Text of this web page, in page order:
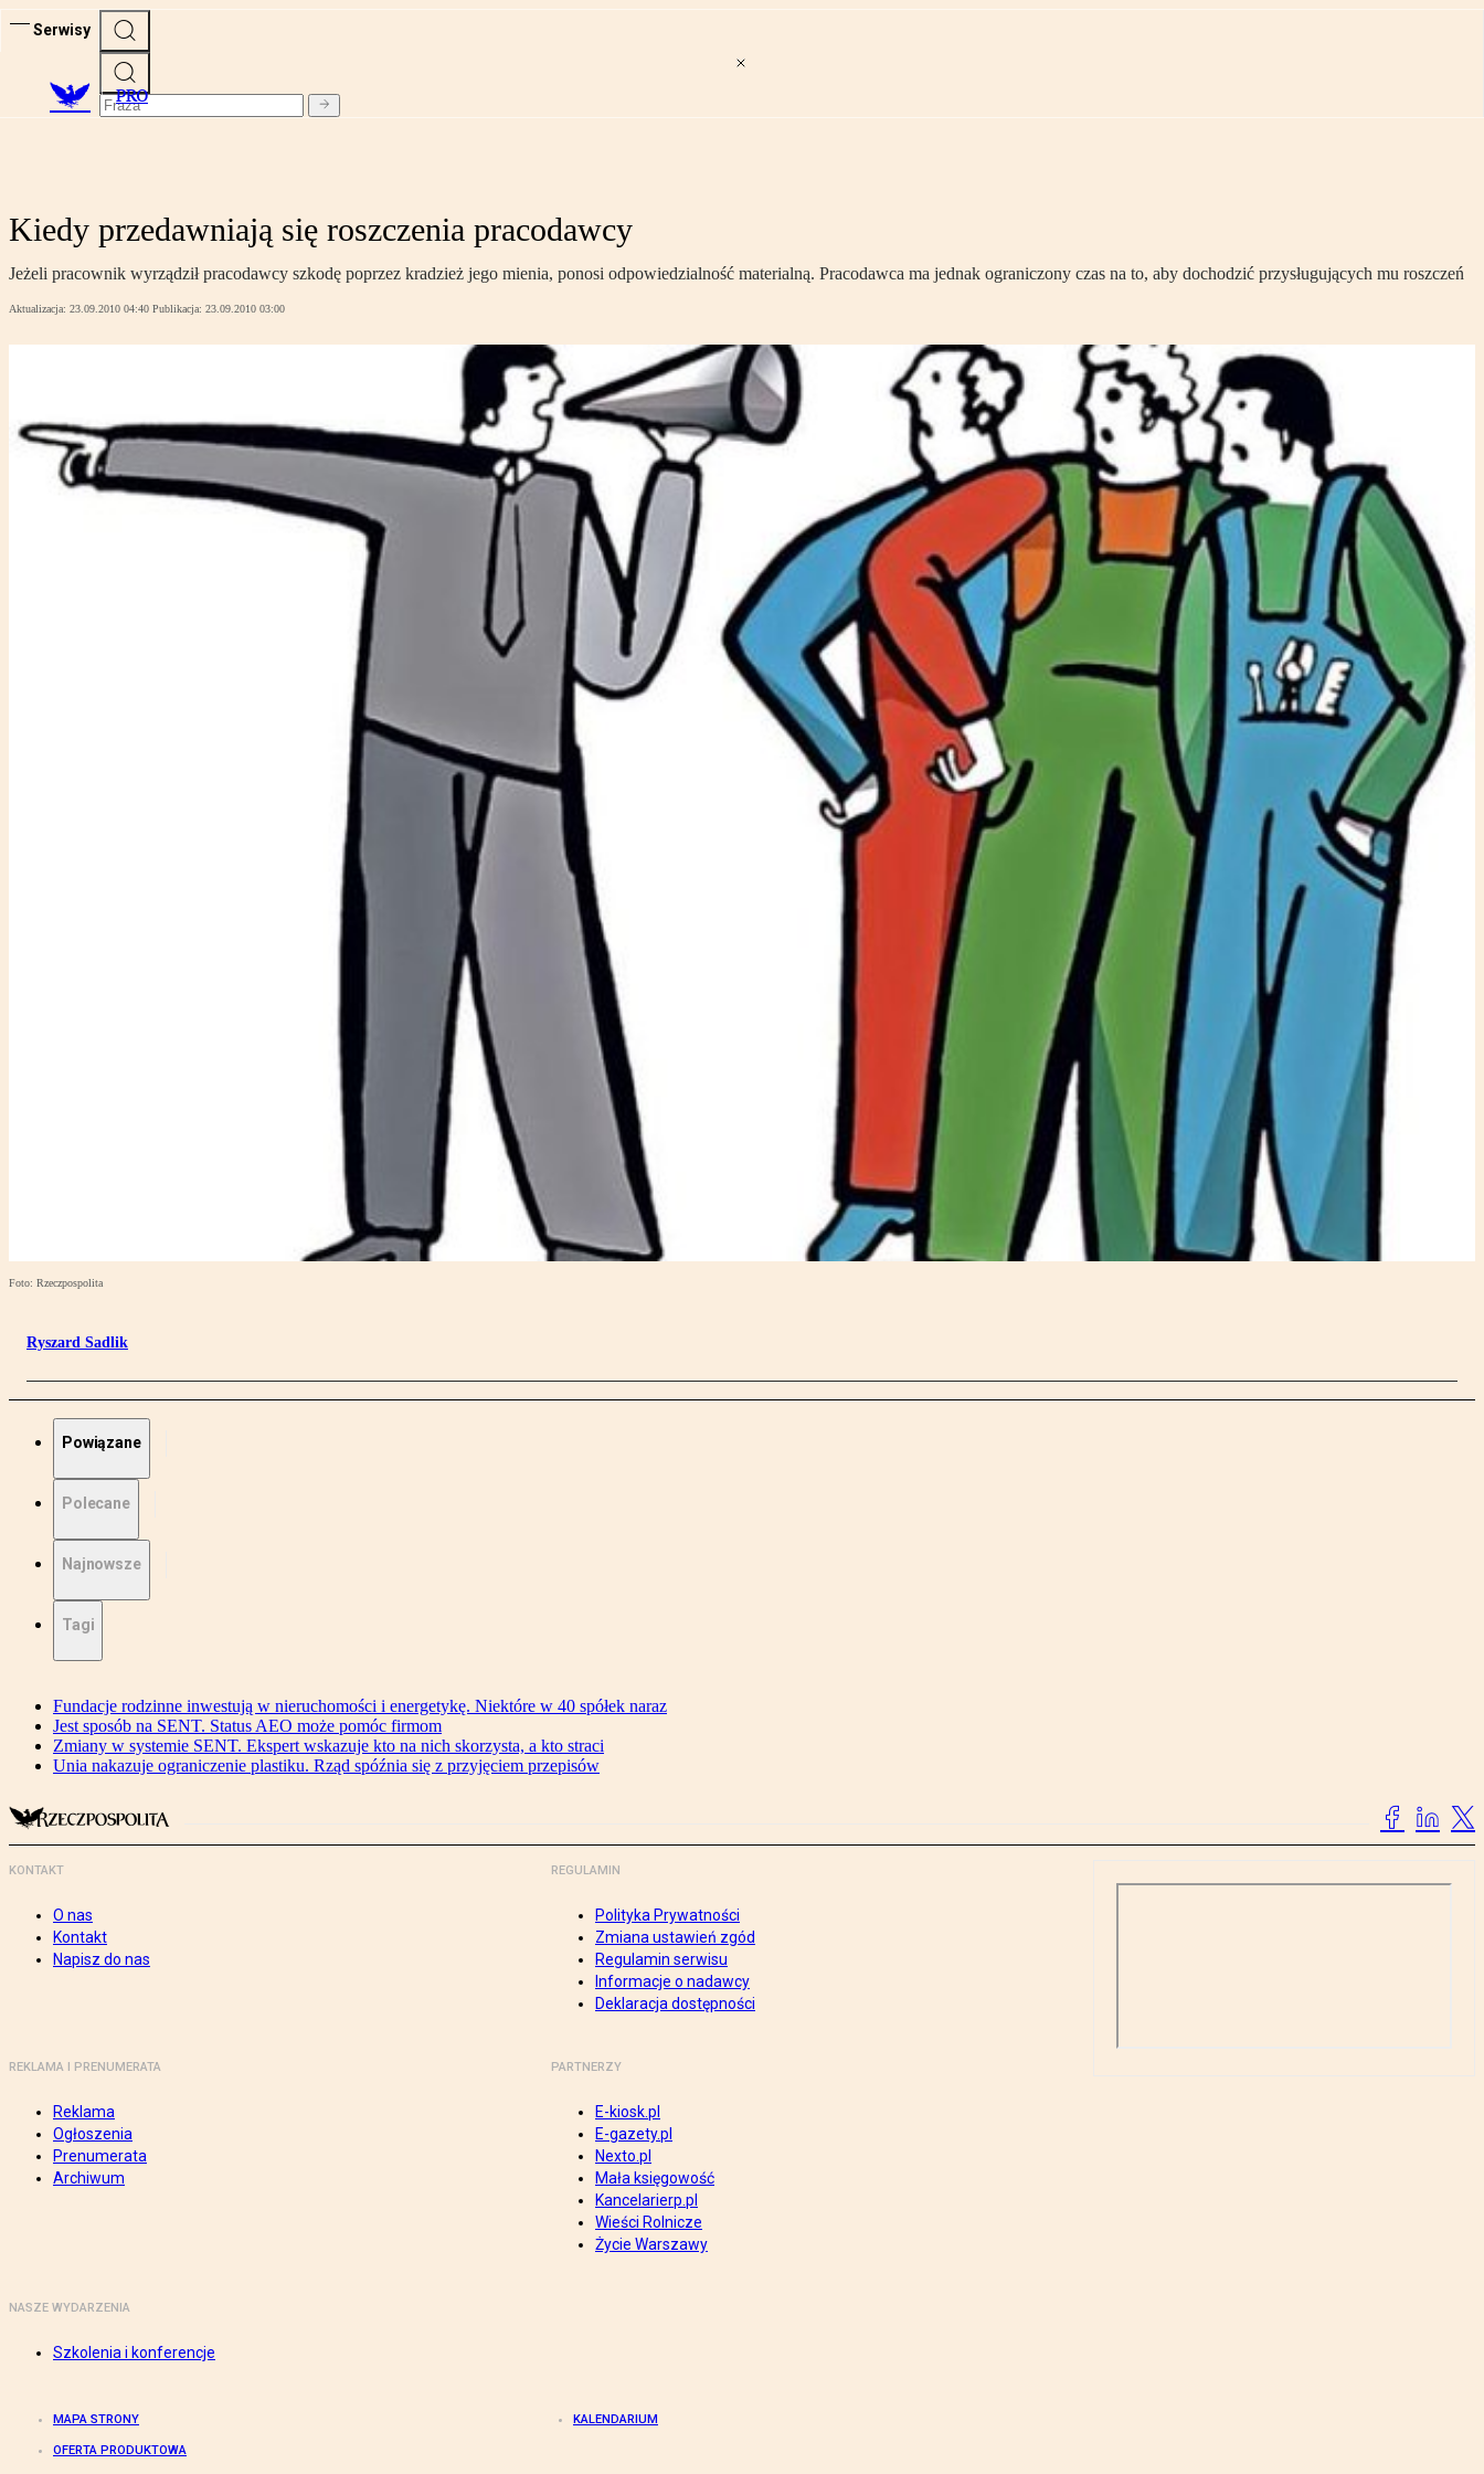
Serwisy
PRO
Kiedy przedawniają się roszczenia pracodawcy
Jeżeli pracownik wyrządził pracodawcy szkodę poprzez kradzież jego mienia, ponosi odpowiedzialność materialną. Pracodawca ma jednak ograniczony czas na to, aby dochodzić przysługujących mu roszczeń
Aktualizacja: 23.09.2010 04:40 Publikacja: 23.09.2010 03:00
Foto: Rzeczpospolita
Ryszard Sadlik
Powiązane
Polecane
Najnowsze
Tagi
Fundacje rodzinne inwestują w nieruchomości i energetykę. Niektóre w 40 spółek naraz
Jest sposób na SENT. Status AEO może pomóc firmom
Zmiany w systemie SENT. Ekspert wskazuje kto na nich skorzysta, a kto straci
Unia nakazuje ograniczenie plastiku. Rząd spóźnia się z przyjęciem przepisów
KONTAKT
O nas
Kontakt
Napisz do nas
REGULAMIN
Polityka Prywatności
Zmiana ustawień zgód
Regulamin serwisu
Informacje o nadawcy
Deklaracja dostępności
REKLAMA I PRENUMERATA
Reklama
Ogłoszenia
Prenumerata
Archiwum
PARTNERZY
E-kiosk.pl
E-gazety.pl
Nexto.pl
Mała księgowość
Kancelarierp.pl
Wieści Rolnicze
Życie Warszawy
NASZE WYDARZENIA
Szkolenia i konferencje
MAPA STRONY KALENDARIUM
OFERTA PRODUKTOWA